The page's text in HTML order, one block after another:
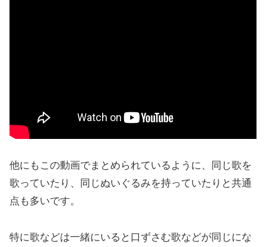
他にもこの動画でまとめられているように、同じ歌を
歌っていたり、同じぬいぐるみを持っていたりと共通
点も多いです。
特に歌などは一緒にいると口ずさむ歌などが同じにな